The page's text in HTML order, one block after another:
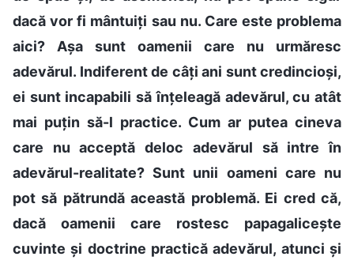
dacă vor fi mântuiți sau nu. Care este problema
aici? Așa sunt oamenii care nu urmăresc
adevărul. Indiferent de câți ani sunt credincioși,
ei sunt incapabili să înțeleagă adevărul, cu atât
mai puțin să-l practice. Cum ar putea cineva
care nu acceptă deloc adevărul să intre în
adevărul-realitate? Sunt unii oameni care nu
pot să pătrundă această problemă. Ei cred că,
dacă oamenii care rostesc papagalicește
cuvinte și doctrine practică adevărul, atunci și